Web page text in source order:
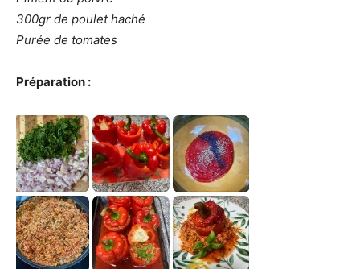
300gr de poulet haché
Purée de tomates
Préparation :